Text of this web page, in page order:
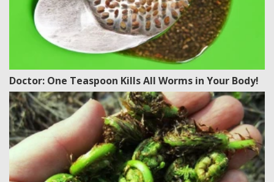
Doctor: One Teaspoon Kills All Worms in Your Body!